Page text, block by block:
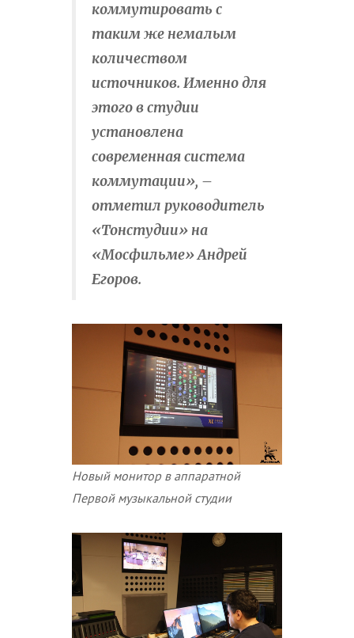
коммутировать с
таким же немалым
количеством
источников. Именно для
этого в студии
установлена
современная система
коммутации», –
отметил руководитель
«Тонстудии» на
«Мосфильме» Андрей
Егоров.
Новый монитор в аппаратной
Первой музыкальной студии